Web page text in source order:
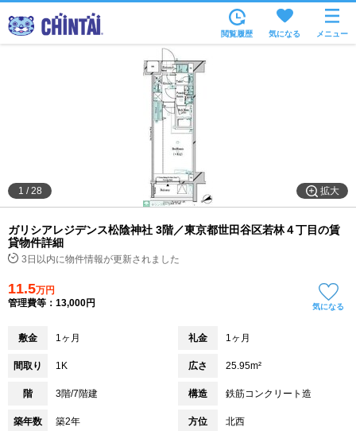
沿線・駅から
住所から
家賃相場から
通勤通学時間から
物件特集から
不動産会社から
TOP
閲覧履歴 気になる メニュー
拡大
1 /28
ガリシアレジデンス松陰神社 3階／東京都世田谷区若林４丁目の賃
貸物件詳細
3日以内に物件情報が更新されました
11.5万円
管理費等：13,000円
気になる
敷金 1ヶ月 礼金 1ヶ月
間取り 1K 広さ 25.95m²
階 3階/7階建 構造 鉄筋コンクリート造
築年数 築2年 方位 北西